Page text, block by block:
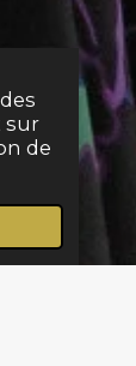
sur
de